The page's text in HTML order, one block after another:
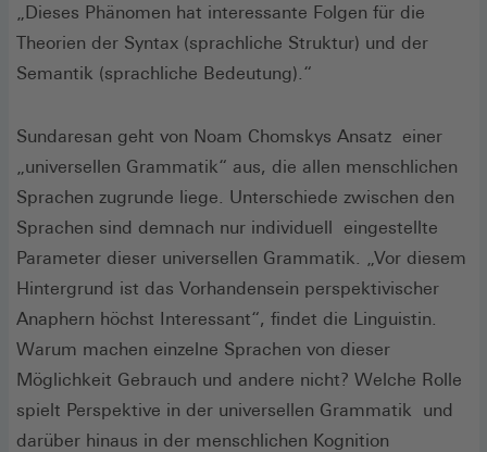
„Dieses Phänomen hat interessante Folgen für die
Theorien der Syntax (sprachliche Struktur) und der
Semantik (sprachliche Bedeutung).“
Sundaresan geht von Noam Chomskys Ansatz einer
„universellen Grammatik“ aus, die allen menschlichen
Sprachen zugrunde liege. Unterschiede zwischen den
Sprachen sind demnach nur individuell eingestellte
Parameter dieser universellen Grammatik. „Vor diesem
Hintergrund ist das Vorhandensein perspektivischer
Anaphern höchst Interessant“, findet die Linguistin.
Warum machen einzelne Sprachen von dieser
Möglichkeit Gebrauch und andere nicht? Welche Rolle
spielt Perspektive in der universellen Grammatik und
darüber hinaus in der menschlichen Kognition